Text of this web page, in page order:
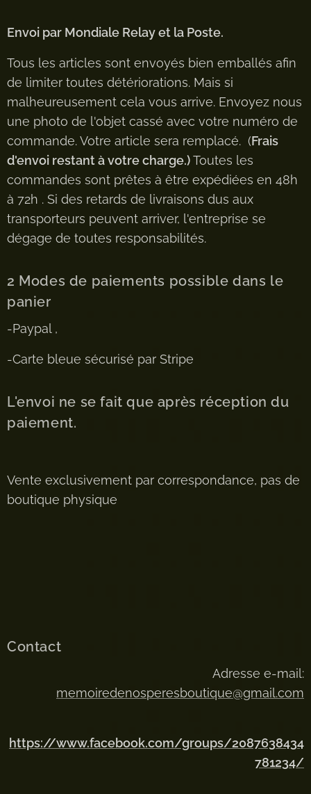
Envoi par Mondiale Relay et la Poste.
Tous les articles sont envoyés bien emballés afin
de limiter toutes détériorations. Mais si
malheureusement cela vous arrive. Envoyez nous
une photo de l'objet cassé avec votre numéro de
commande. Votre article sera remplacé. (Frais
d'envoi restant à votre charge.)Toutes les
commandes sont prêtes à être expédiées en 48h
à 72h . Si des retards de livraisons dus aux
transporteurs peuvent arriver, l'entreprise se
dégage de toutes responsabilités.
2 Modes de paiements possible dans le
panier
-Paypal ,
-Carte bleue sécurisé par Stripe
L'envoi ne se fait que après réception du
paiement.
Vente exclusivement par correspondance, pas de
boutique physique
Contact
Adresse e-mail:
memoiredenosperesboutique@gmail.com
https://www.facebook.com/groups/2087638434
781234/